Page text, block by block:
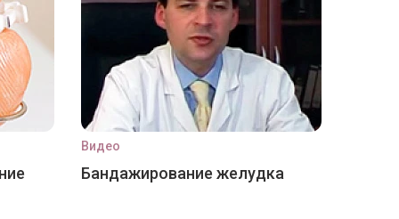
Видео
Бандажирование желудка